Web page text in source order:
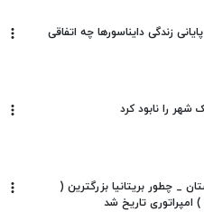
زندگی دایناسورها چه اتفاقی
شهر را نابود کرد
_ چطور بریتانیا بزرگترین (
) امپراتوری تاریخ شد